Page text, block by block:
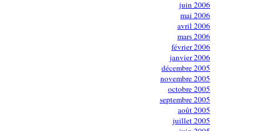
juin 2006
mai 2006
avril 2006
mars 2006
février 2006
janvier 2006
décembre 2005
novembre 2005
octobre 2005
septembre 2005
août 2005
juillet 2005